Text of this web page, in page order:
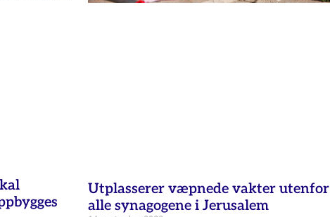
Utplasserer væpnede vakter utenfor
alle synagogene i Jerusalem